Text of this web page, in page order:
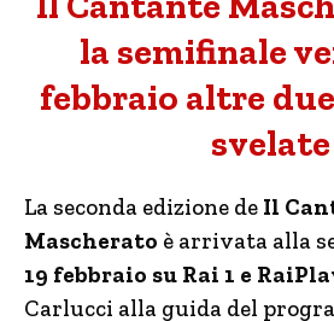
la semifinale
febbraio altre
svelate
La seconda edizione de Il
Mascherato è arrivata alla
19 febbraio su Rai 1 e
Carlucci alla guida del